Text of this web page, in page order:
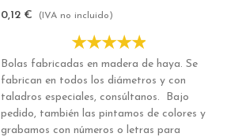
0,12 € (IVA no incluido)
Bolas fabricadas en madera de haya. Se
fabrican en todos los diámetros y con
taladros especiales, consúltanos. Bajo
pedido, también las pintamos de colores y
grabamos con números o letras para